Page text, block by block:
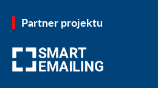
Partner projektu